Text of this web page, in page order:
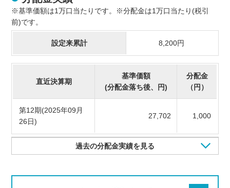
※基準価額は1万口当たりです。※分配金は1万口当たり(税引
前)です。
設定来累計 8,200円
直近決算期
基準価額
(分配金落ち後、円)
分配金
（円）
第12期(2025年09月
26日)
27,702 1,000
過去の分配金実績を見る